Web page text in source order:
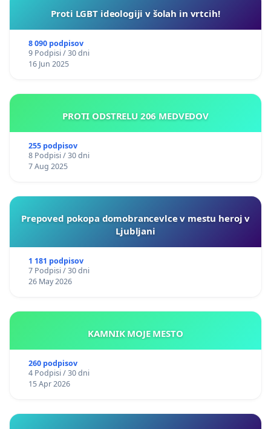
Proti LGBT ideologiji v šolah in vrtcih!
8 090 podpisov
9 Podpisi / 30 dni
16 Jun 2025
PROTI ODSTRELU 206 MEDVEDOV
255 podpisov
8 Podpisi / 30 dni
7 Aug 2025
Prepoved pokopa domobrancevlce v mestu heroj v
Ljubljani
1 181 podpisov
7 Podpisi / 30 dni
26 May 2026
KAMNIK MOJE MESTO
260 podpisov
4 Podpisi / 30 dni
15 Apr 2026